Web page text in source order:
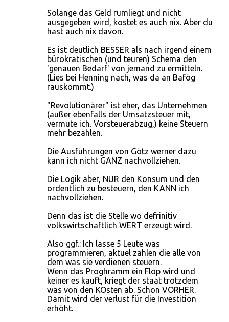
Solange das Geld rumliegt und nicht
ausgegeben wird, kostet es auch nix. Aber du
hast auch nix davon.
Es ist deutlich BESSER als nach irgend einem
bürokratischen (und teuren) Schema den
'genauen Bedarf' von jemand zu ermitteln.
(Lies bei Henning nach, was da an Bafög
rauskommt.)
"Revolutionärer" ist eher, das Unternehmen
(außer ebenfalls der Umsatzsteuer mit,
vermute ich. Vorsteuerabzug,) keine Steuern
mehr bezahlen.
Die Ausführungen von Götz werner dazu
kann ich nicht GANZ nachvollziehen.
Die Logik aber, NUR den Konsum und den
ordentlich zu besteuern, den KANN ich
nachvollziehen.
Denn das ist die Stelle wo defrinitiv
volkswirtschaftlich WERT erzeugt wird.
Also ggf.: Ich lasse 5 Leute was
programmieren, aktuel zahlen die alle von
dem was sie verdienen steuern.
Wenn das Proghramm ein Flop wird und
keiner es kauft, kriegt der staat trotzdem
was von den KOsten ab. Schon VORHER.
Damit wird der verlust für die Investition
erhöht.